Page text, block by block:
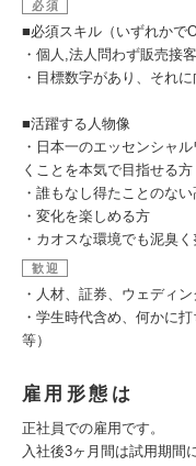
必須
■必須スキル（いずれかで
・個人,法人問わず販売接
・目標数字があり、それ
■活躍する人物像
・日本一のエッセンシャ
くことを本気で目指せる方
・誰もなし得たことのな
・変化を楽しめる方
・カオスな環境でも泥臭
歓迎
・人材、証券、ウェディ
・学生時代含め、何かに
等）
雇用形態は
正社員での雇用です。
入社後3ヶ月間は試用期間